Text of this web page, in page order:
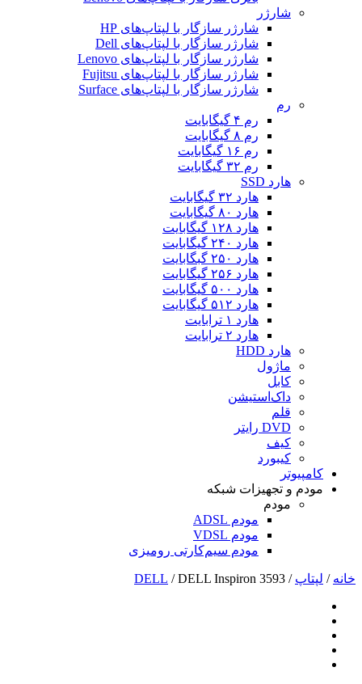
شارژر
شارژر سازگار با لپتاپ‌های HP
شارژر سازگار با لپتاپ‌های Dell
شارژر سازگار با لپتاپ‌های Lenovo
شارژر سازگار با لپتاپ‌های Fujitsu
شارژر سازگار با لپتاپ‌های Surface
رم
رم ۴ گیگابایت
رم ۸ گیگابایت
رم ۱۶ گیگابایت
رم ۳۲ گیگابایت
هارد SSD
هارد ۳۲ گیگابایت
هارد ۸۰ گیگابایت
هارد ۱۲۸ گیگابایت
هارد ۲۴۰ گیگابایت
هارد ۲۵۰ گبگابایت
هارد ۲۵۶ گیگابایت
هارد ۵۰۰ گیگابایت
هارد ۵۱۲ گیگابایت
هارد ۱ ترابایت
هارد ۲ ترابایت
هارد HDD
ماژول
کابل
داک‌استیشن
قلم
DVD رایتر
کیف
کیبورد
کامپیوتر
مودم و تجهیزات شبکه
مودم
مودم ADSL
مودم VDSL
مودم سیم‌کارتی رومیزی
خانه / لپتاپ /
DELL / DELL Inspiron 3593